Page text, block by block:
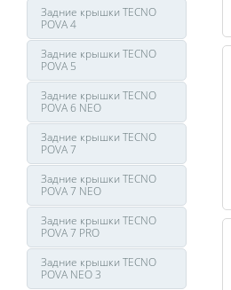
Задние крышки TECNO
POVA 4
Задние крышки TECNO
POVA 5
Задние крышки TECNO
POVA 6 NEO
Задние крышки TECNO
POVA 7
Задние крышки TECNO
POVA 7 NEO
Задние крышки TECNO
POVA 7 PRO
Задние крышки TECNO
POVA NEO 3